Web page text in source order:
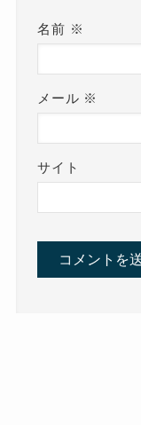
名前 ※
メール ※
サイト